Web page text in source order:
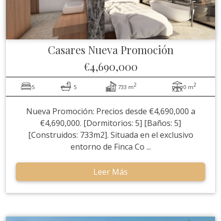
Casares Nueva Promoción
€4,690,000
5 5 733 m2 0 m2
Nueva Promoción: Precios desde €4,690,000 a
€4,690,000. [Dormitorios: 5] [Baños: 5]
[Construidos: 733m2]. Situada en el exclusivo
entorno de Finca Co ...
Leer Más